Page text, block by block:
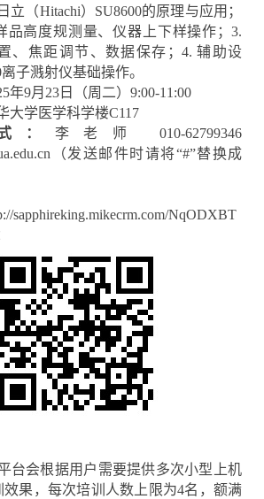
立（Hitachi）SU8600的原理与应用；
品高度规测量、仪器上下样操作；3.
、焦距调节、数据保存；4. 辅助设
子溅射仪基础操作。
年9月23日（周二）9:00-11:00
大学医学科学楼C117
： 李老师 010-62799346
（发送邮件时请将“#”替换成
sapphireking.mikecrm.com/NqODXBT
台会根据用户需要提供多次小型上机
果，每次培训人数上限为4名，额满